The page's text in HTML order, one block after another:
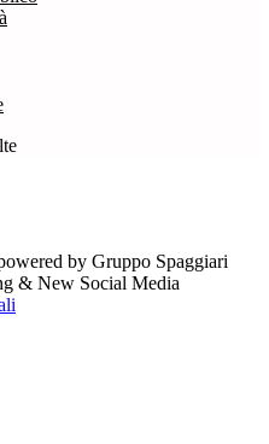
by Gruppo Spaggiari
& New Social Media